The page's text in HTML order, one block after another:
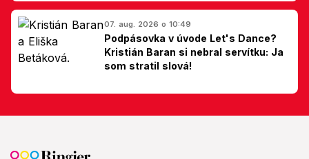
07. aug. 2026 o 10:49
Podpásovka v úvode Let's Dance?
Kristián Baran si nebral servítku: Ja
som stratil slová!